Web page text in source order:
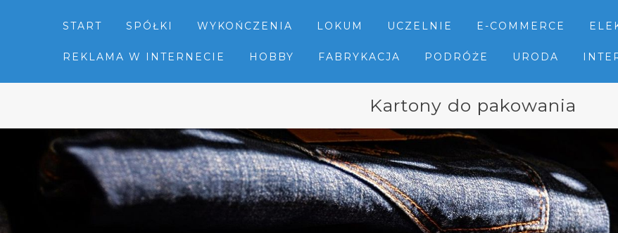
START SPÓŁKI WYKOŃCZENIA LOKUM UCZELNIE E-COMMERCE
REKLAMA W INTERNECIE HOBBY FABRYKACJA PODRÓŻE URODA
Kartony do pakowania